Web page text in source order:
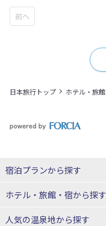
日本旅行トップ ホテル・旅
宿泊プランから探す
北海道
東北
ホテル・旅館・宿から探す
北海道ホテル・旅館
人気の温泉地から探す